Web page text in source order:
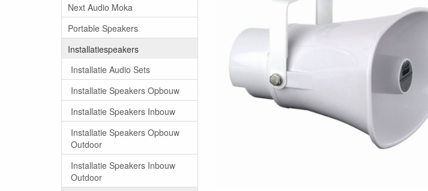
Next Audio Moka
Portable Speakers
Installatiespeakers
Installatie Audio Sets
Installatie Speakers Opbouw
Installatie Speakers Inbouw
Installatie Speakers Opbouw
Outdoor
Installatie Speakers Inbouw
Outdoor